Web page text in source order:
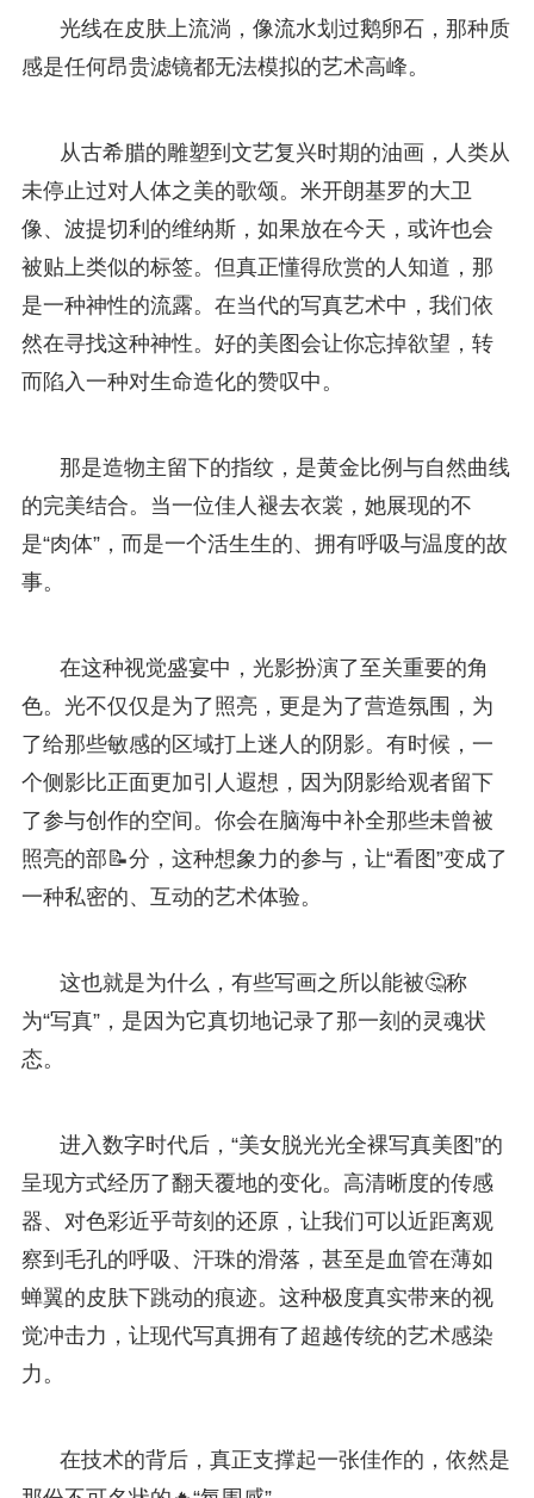
光线在皮肤上流淌，像流水划过鹅卵石，那种质
感是任何昂贵滤镜都无法模拟的艺术高峰。
从古希腊的雕塑到文艺复兴时期的油画，人类从
未停止过对人体之美的歌颂。米开朗基罗的大卫
像、波提切利的维纳斯，如果放在今天，或许也会
被贴上类似的标签。但真正懂得欣赏的人知道，那
是一种神性的流露。在当代的写真艺术中，我们依
然在寻找这种神性。好的美图会让你忘掉欲望，转
而陷入一种对生命造化的赞叹中。
那是造物主留下的指纹，是黄金比例与自然曲线
的完美结合。当一位佳人褪去衣裳，她展现的不
是“肉体”，而是一个活生生的、拥有呼吸与温度的故
事。
在这种视觉盛宴中，光影扮演了至关重要的角
色。光不仅仅是为了照亮，更是为了营造氛围，为
了给那些敏感的区域打上迷人的阴影。有时候，一
个侧影比正面更加引人遐想，因为阴影给观者留下
了参与创作的空间。你会在脑海中补全那些未曾被
照亮的部📝分，这种想象力的参与，让“看图”变成了
一种私密的、互动的艺术体验。
这也就是为什么，有些写画之所以能被🤔称
为“写真”，是因为它真切地记录了那一刻的灵魂状
态。
进入数字时代后，“美女脱光光全裸写真美图”的
呈现方式经历了翻天覆地的变化。高清晰度的传感
器、对色彩近乎苛刻的还原，让我们可以近距离观
察到毛孔的呼吸、汗珠的滑落，甚至是血管在薄如
蝉翼的皮肤下跳动的痕迹。这种极度真实带来的视
觉冲击力，让现代写真拥有了超越传统的艺术感染
力。
在技术的背后，真正支撑起一张佳作的，依然是